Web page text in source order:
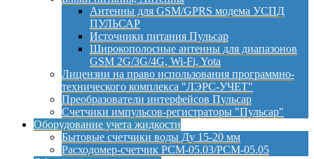
Антенны для GSM/GPRS модема УСПД
ПУЛЬСАР
Источники питания Пульсар
Широкополосные антенны для диапазонов
GSM 2G/3G/4G, Wi-Fi, Yota
Лицензии на право использования программно-
технического комплекса "ЛЭРС-УЧЕТ"
Преобразователи интерфейсов Пульсар
Счетчики импульсов-регистраторы "Пульсар"
Оборудование учета жидкости
Бытовые счетчики воды Ду 15-20 мм
Расходомер-счетчик РСМ-05.03/РСМ-05.05